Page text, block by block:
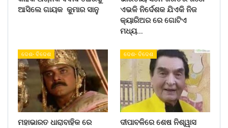
ଆସିଲେ ଗାୟକ କୁମାର ସାନୁ
ଏଭଳି ନିର୍ଦେଶକ ଯିଏକି ନିଜ
କ୍ୟାରିଅର ରେ ଗୋଟିଏ
ମଧ୍ୟ…
ଦେଶ- ବିଦେଶ
ମହାଭାରତ ଧାରାବାହିକ ରେ
ଦେଶ- ବିଦେଶ
ଦୀପାବଳିରେ ଶେଷ ନିଶ୍ୱାସ